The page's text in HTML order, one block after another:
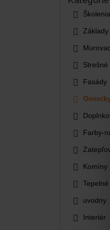
Základy
Strešné
Fasády
Farby-
Komíny
uvodny
Interiér